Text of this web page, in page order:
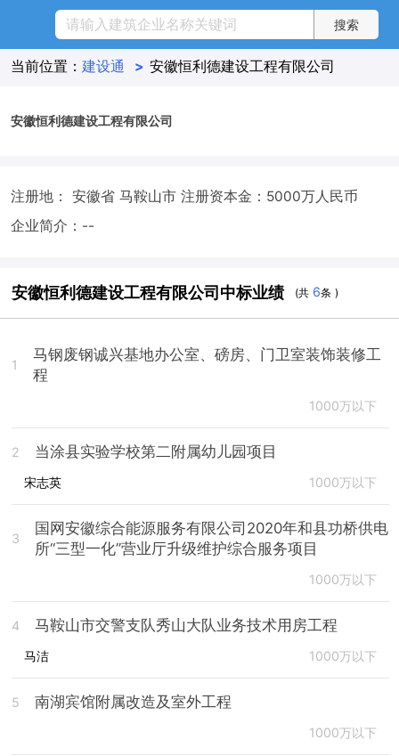
当前位置： 建设通 > 安徽恒利德建设工程有限公司
安徽恒利德建设工程有限公司
注册地： 安徽省 马鞍山市 注册资本金：5000万人民币
企业简介：--
安徽恒利德建设工程有限公司中标业绩 (共 6条 )
1
马钢废钢诚兴基地办公室、磅房、门卫室装饰装修工
程
1000万以下
2 当涂县实验学校第二附属幼儿园项目
宋志英 1000万以下
3
国网安徽综合能源服务有限公司2020年和县功桥供电
所“三型一化”营业厅升级维护综合服务项目
1000万以下
4 马鞍山市交警支队秀山大队业务技术用房工程
马洁 1000万以下
5 南湖宾馆附属改造及室外工程
1000万以下